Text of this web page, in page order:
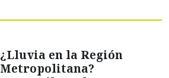
¿Lluvia en la Región
Metropolitana?